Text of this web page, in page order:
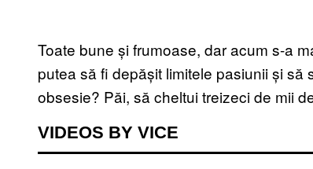
Toate bune și frumoase, dar acum s-a
putea să fi depășit limitele pasiunii și
obsesie? Păi, să cheltui treizeci de mii
VIDEOS BY VICE